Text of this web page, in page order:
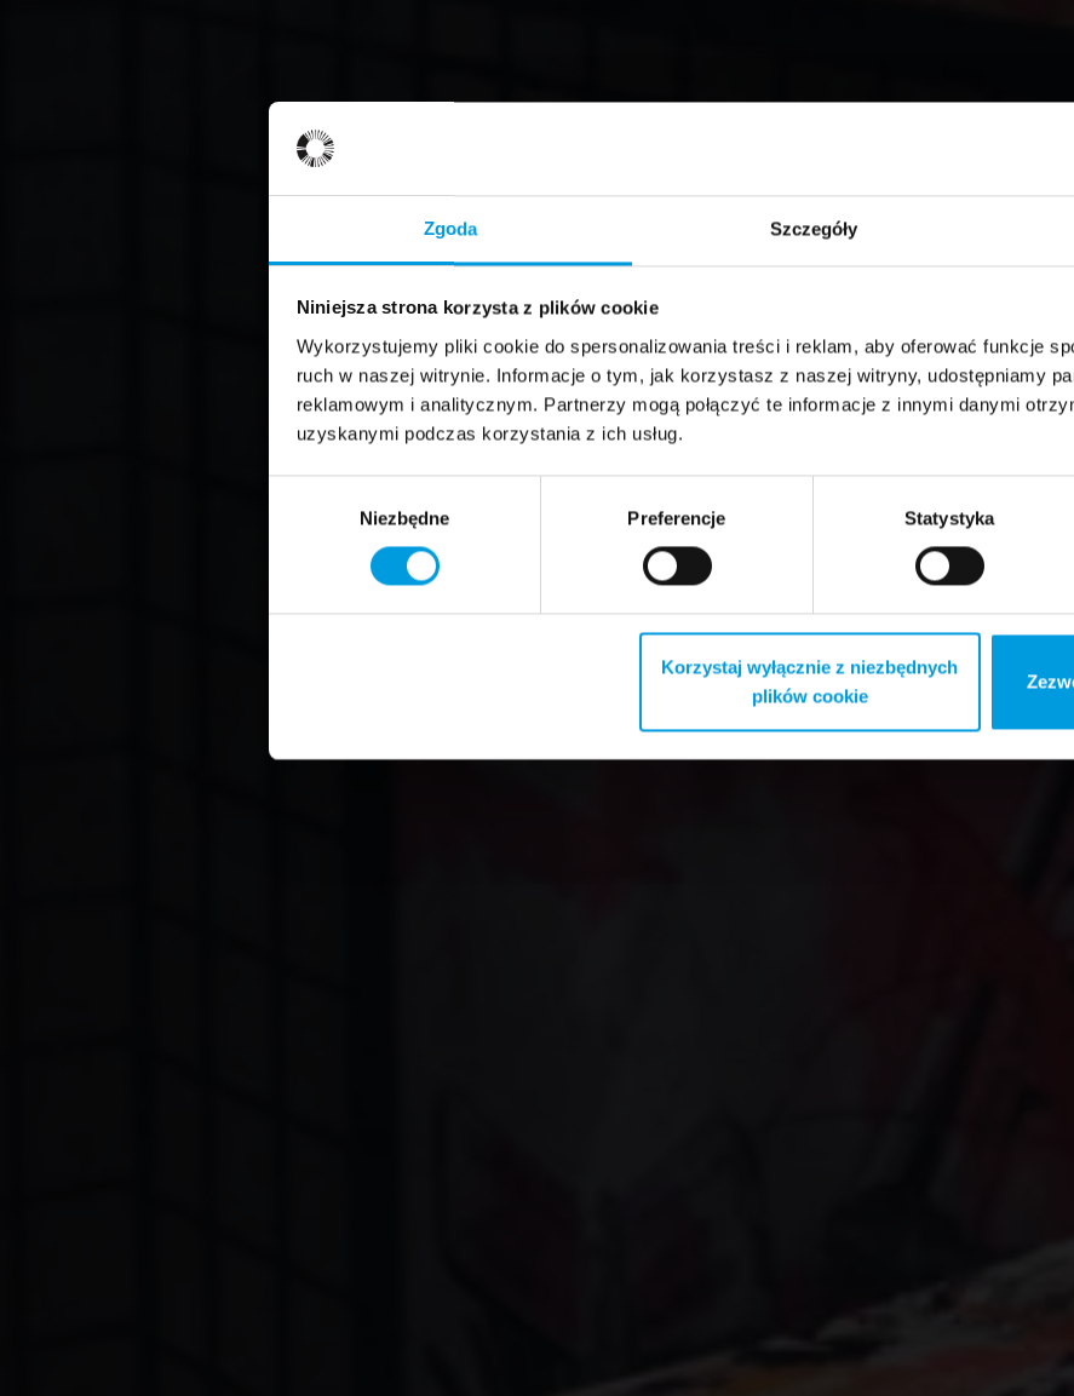
Zgoda Szczegóły
Niniejsza strona korzysta z plików cookie
Wykorzystujemy pliki cookie do spersonalizowania treści i reklam, aby oferować funkcje
ruch w naszej witrynie. Informacje o tym, jak korzystasz z naszej witryny, udostępniamy
reklamowym i analitycznym. Partnerzy mogą połączyć te informacje z innymi danymi
uzyskanymi podczas korzystania z ich usług.
Niezbędne Preferencje Statystyka
Korzystaj wyłącznie z niezbędnych
plików cookie